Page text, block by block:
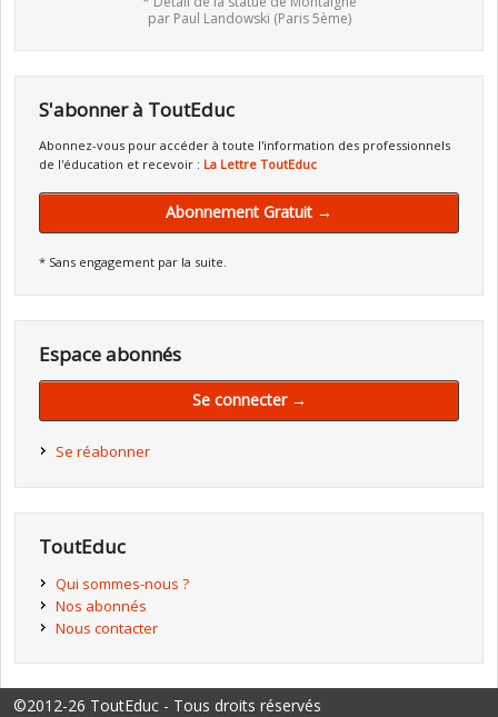
par Paul Landowski (Paris 5ème)
S'abonner à ToutEduc
Abonnez-vous pour accéder à toute l'information des professionnels
de l'éducation et recevoir : La Lettre ToutEduc
Abonnement Gratuit →
* Sans engagement par la suite.
Espace abonnés
Se connecter →
Se réabonner
ToutEduc
Qui sommes-nous ?
Nos abonnés
Nous contacter
©2012-26 ToutEduc - Tous droits réservés